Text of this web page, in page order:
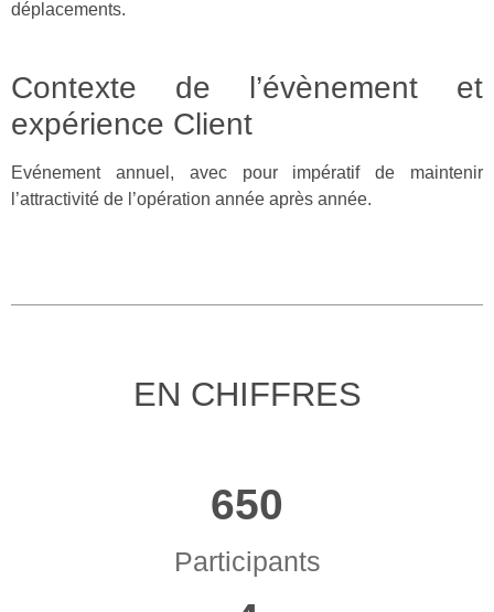
déplacements.
Contexte de l’évènement et
expérience Client
Evénement annuel, avec pour impératif de maintenir
l’attractivité de l’opération année après année.
EN CHIFFRES
650
Participants